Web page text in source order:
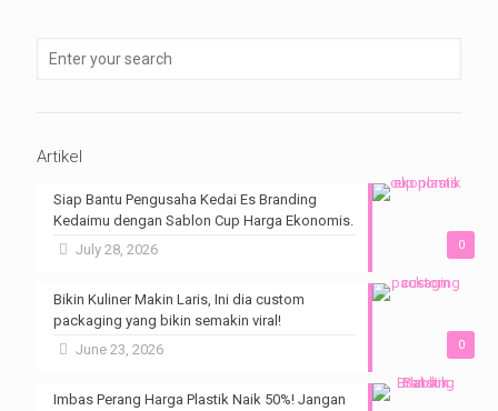
Artikel
0
Siap Bantu Pengusaha Kedai Es Branding
Kedaimu dengan Sablon Cup Harga Ekonomis.
July 28, 2026
0
Bikin Kuliner Makin Laris, Ini dia custom
packaging yang bikin semakin viral!
June 23, 2026
Imbas Perang Harga Plastik Naik 50%! Jangan